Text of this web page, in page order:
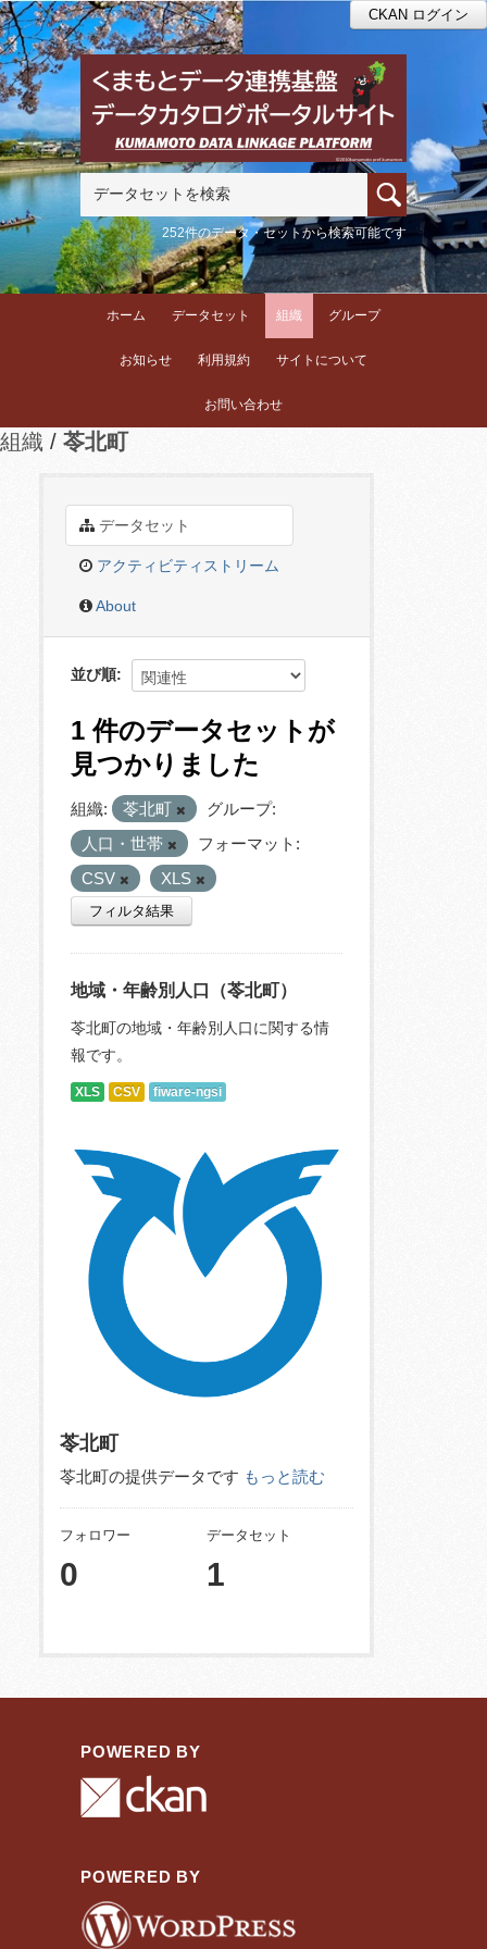
CKAN ログイン
252件のデータ・セットから検索可能です
ホーム データセット 組織 グループ
お知らせ 利用規約 サイトについて
お問い合わせ
組織 苓北町
データセット
アクティビティストリーム
About
並び順
1 件のデータセットが
見つかりました
組織: 苓北町
グループ:
人口・世帯
フォーマット:
CSV
XLS
フィルタ結果
地域・年齢別人口（苓北町）
苓北町の地域・年齢別人口に関する情
報です。
XLS CSV fiware-ngsi
苓北町
苓北町の提供データです もっと読む
フォロワー
0
データセット
1
POWERED BY
POWERED BY